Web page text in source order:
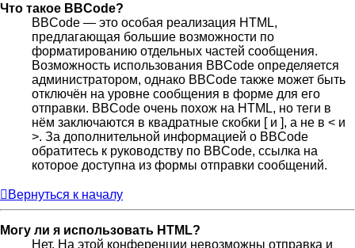
Что такое BBCode?
BBCode — это особая реализация HTML,
предлагающая большие возможности по
форматированию отдельных частей сообщения.
Возможность использования BBCode определяется
администратором, однако BBCode также может быть
отключён на уровне сообщения в форме для его
отправки. BBCode очень похож на HTML, но теги в
нём заключаются в квадратные скобки [ и ], а не в < и
>. За дополнительной информацией о BBCode
обратитесь к руководству по BBCode, ссылка на
которое доступна из формы отправки сообщений.
Вернуться к началу
Могу ли я использовать HTML?
Нет. На этой конференции невозможны отправка и